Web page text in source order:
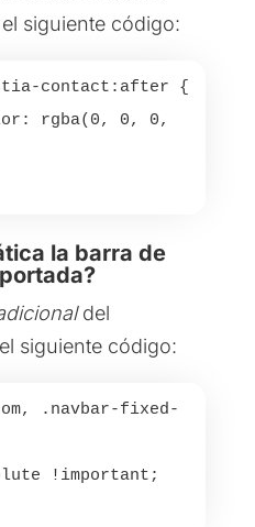
siguiente código:
contact:after {
la barra de
del
siguiente código:
.navbar-fixed-